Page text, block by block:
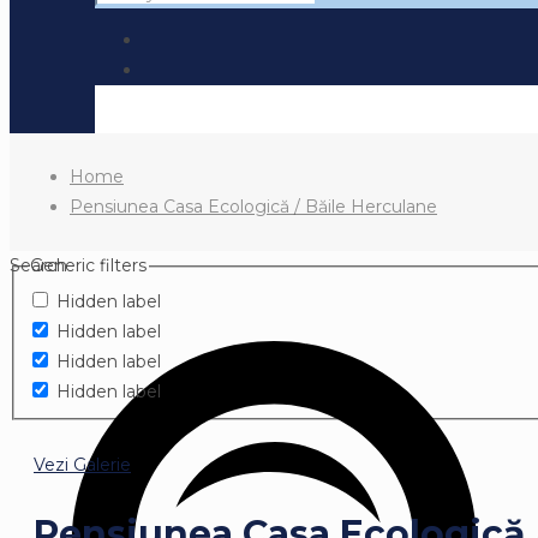
Home
Pensiunea Casa Ecologică / Băile Herculane
Search
Generic filters
Hidden label
Hidden label
Hidden label
Hidden label
Vezi Galerie